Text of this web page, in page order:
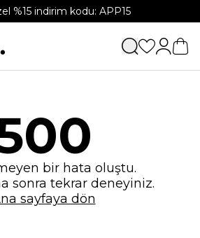
%15 indirim kodu: APP15
bir hata oluştu.
sonra tekrar deneyiniz.
sayfaya dön